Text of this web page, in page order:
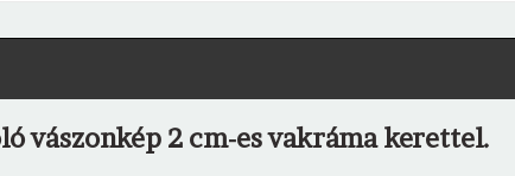
vászonkép 2 cm-es vakráma kerettel.